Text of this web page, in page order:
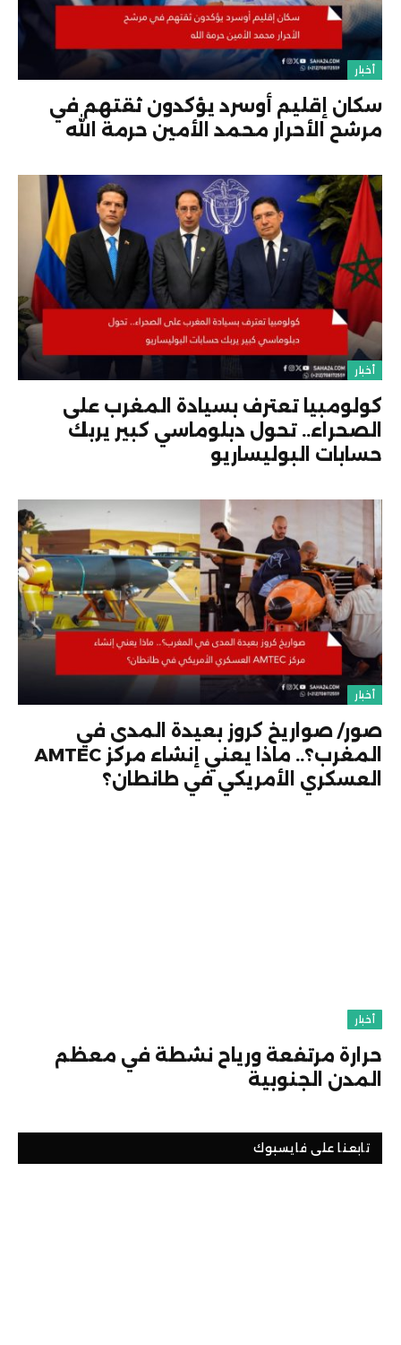
أخبار
سكان إقليم أوسرد يؤكدون ثقتهم في
مرشح الأحرار محمد الأمين حرمة الله
أخبار
كولومبيا تعترف بسيادة المغرب على
الصحراء.. تحول دبلوماسي كبير يربك
حسابات البوليساريو
أخبار
صور/ صواريخ كروز بعيدة المدى في
المغرب؟.. ماذا يعني إنشاء مركز AMTEC
العسكري الأمريكي في طانطان؟
أخبار
حرارة مرتفعة ورياح نشطة في معظم
المدن الجنوبية
تابعنا على فايسبوك